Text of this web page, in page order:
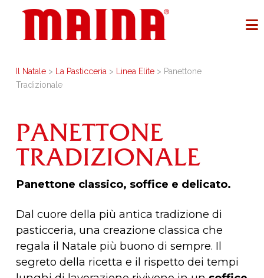
Il Natale> La Pasticceria > Linea Elite> Panettone
Tradizionale
PANETTONE
TRADIZIONALE
Panettone classico, soffice e delicato.
Dal cuore della più antica tradizione di
pasticceria, una creazione classica che
regala il Natale più buono di sempre. Il
segreto della ricetta e il rispetto dei tempi